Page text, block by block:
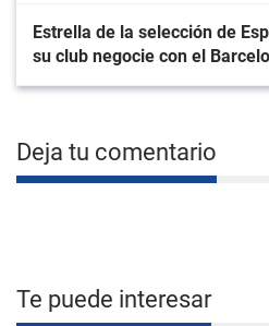
Estrella de la selección de
su club negocie con el
Deja tu comentario
Te puede interesar